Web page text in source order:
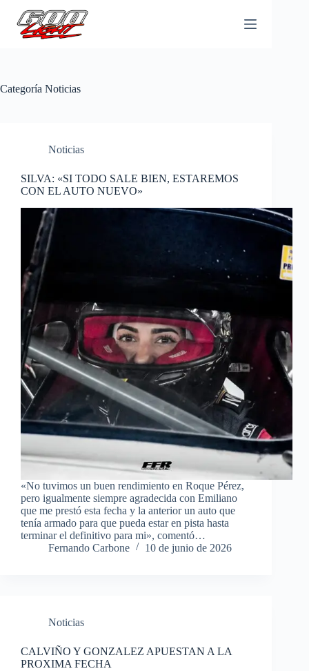
contenido
Categoría Noticias
Noticias
SILVA: «SI TODO SALE BIEN, ESTAREMOS
CON EL AUTO NUEVO»
«No tuvimos un buen rendimiento en Roque Pérez,
pero igualmente siempre agradecida con Emiliano
que me prestó esta fecha y la anterior un auto que
tenía armado para que pueda estar en pista hasta
terminar el definitivo para mi», comentó…
Fernando Carbone
10 de junio de 2026
Noticias
CALVIÑO Y GONZALEZ APUESTAN A LA
PROXIMA FECHA